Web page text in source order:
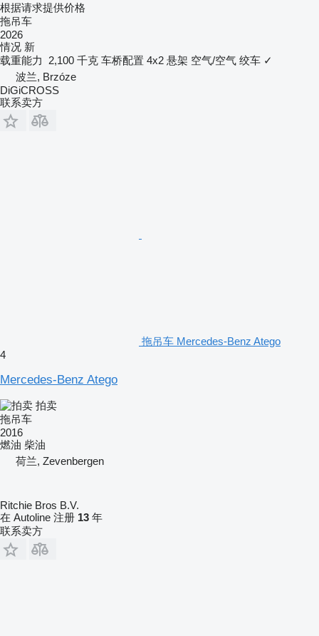
根据请求提供价格
拖吊车
2026
情况 新
载重能力
2,100 千克 车桥配置 4x2 悬架 空气/空气 绞车 ✓
波兰, Brzóze
DiGiCROSS
联系卖方
拖吊车 Mercedes-Benz Atego
4
Mercedes-Benz Atego
拍卖
拖吊车
2016
燃油 柴油
荷兰, Zevenbergen
Ritchie Bros B.V.
在 Autoline 注册 13 年
联系卖方